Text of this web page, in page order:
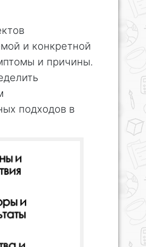
и конкретной
и причины.
подходов в